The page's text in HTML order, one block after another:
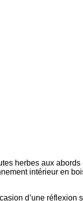
herbes aux
intérieur en
d’une réflexion